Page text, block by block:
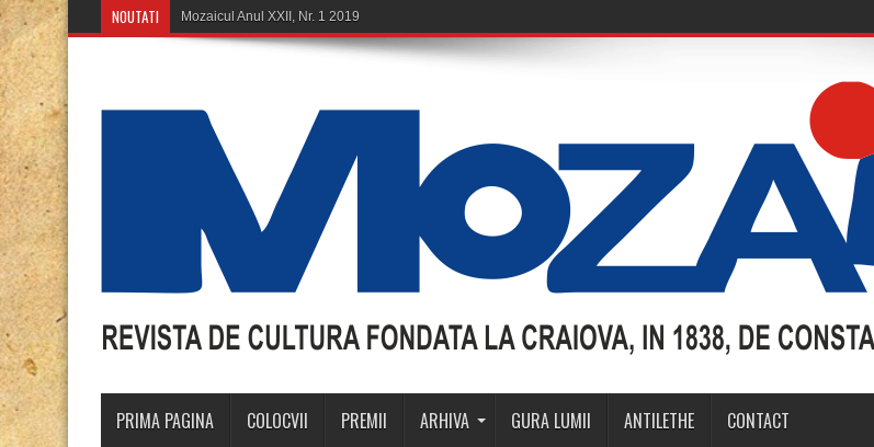
NOUTATI Mozaicul Anul XXII, Nr. 1 2019
PRIMA PAGINA COLOCVII PREMII ARHIVA GURA LUMII ANTILETHE CONTACT